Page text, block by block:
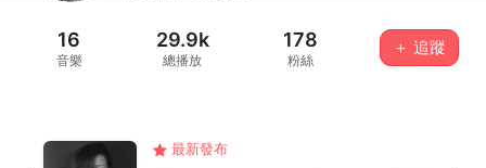
16
音樂
29.9k
總播放
178
粉絲
＋ 追蹤
最新發布